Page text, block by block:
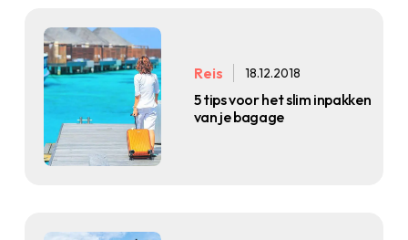
Reis 18.12.2018
5 tips voor het slim inpakken
van je bagage